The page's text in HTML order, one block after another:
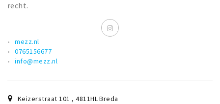
recht.
mezz.nl
0765156677
info@mezz.nl
Keizerstraat 101 ,4811HLBreda